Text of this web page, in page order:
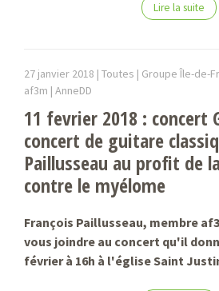
Lire la suite
27 janvier 2018 | Toutes | Groupe Île-de-
af3m | AnneDD
11 fevrier 2018 : concert
concert de guitare
Paillusseau au profit de
contre le myélome
François Paillusseau, membre
vous joindre au concert qu'il
février à 16h à l'église Saint